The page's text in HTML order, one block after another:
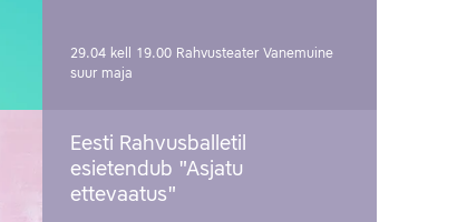
29.04 kell 19.00 Rahvusteater Vanemuine
suur maja
Eesti Rahvusballetil
esietendub "Asjatu
ettevaatus"